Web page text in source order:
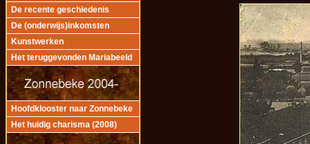
De recente geschiedenis
De (onderwijs)inkomsten
Kunstwerken
Het teruggevonden Mariabeeld
Hoofdklooster naar Zonnebeke
Het huidig charisma (2008)